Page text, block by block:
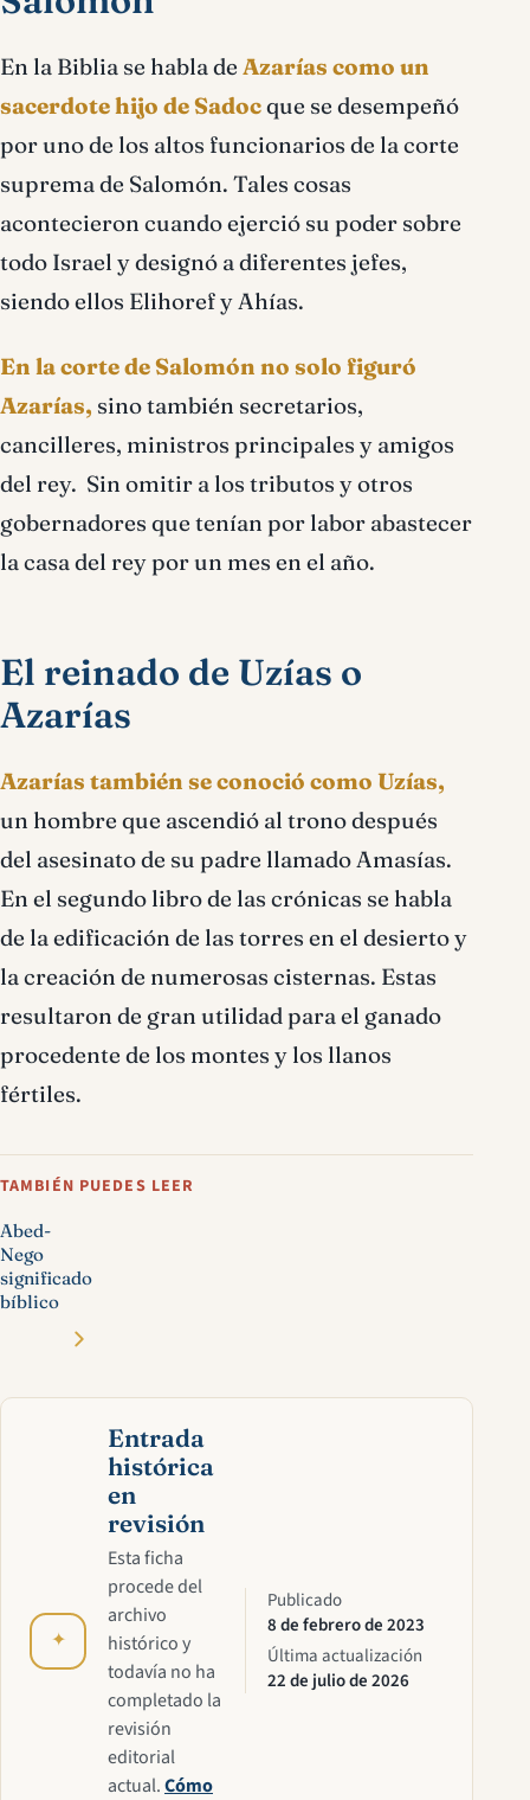
En la Biblia se habla de Azarías como un
sacerdote hijo de Sadocque se desempeñó
por uno de los altos funcionarios de la corte
suprema de Salomón. Tales cosas
acontecieron cuando ejerció su poder sobre
todo Israel y designó a diferentes jefes,
siendo ellos Elihoref y Ahías.
En la corte de Salomón no solo figuró
Azarías, sino también secretarios,
cancilleres, ministros principales y amigos
del rey. Sin omitir a los tributos y otros
gobernadores que tenían por labor abastecer
la casa del rey por un mes en el año.
El reinado de Uzías o
Azarías
Azarías también se conoció como Uzías,
un hombre que ascendió al trono después
del asesinato de su padre llamado Amasías.
En el segundo libro de las crónicas se habla
de la edificación de las torres en el desierto y
la creación de numerosas cisternas. Estas
resultaron de gran utilidad para el ganado
procedente de los montes y los llanos
fértiles.
TAMBIÉN PUEDES LEER
Abed-
Nego
significado
bíblico
✦
Entrada
histórica
en
revisión
Esta ficha
procede del
archivo
histórico y
todavía no ha
completado la
revisión
editorial
actual.Cómo
Publicado
8 de febrero de 2023
Última actualización
22 de julio de 2026